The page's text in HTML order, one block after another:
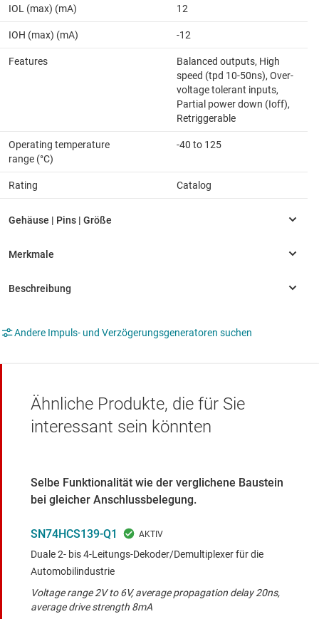
IOL (max) (mA) 12
IOH (max) (mA) -12
Features
Balanced outputs, High
speed (tpd 10-50ns), Over-
voltage tolerant inputs,
Partial power down (Ioff),
Retriggerable
Operating temperature
range (°C)
-40 to 125
Rating Catalog
Andere Impuls- und Verzögerungsgeneratoren suchen
Ähnliche Produkte, die für Sie
interessant sein könnten
Selbe Funktionalität wie der verglichene Baustein
bei gleicher Anschlussbelegung.
SN74HCS139-Q1
Duale 2- bis 4-Leitungs-Dekoder/Demultiplexer für die
Automobilindustrie
Voltage range 2V to 6V, average propagation delay 20ns,
average drive strength 8mA